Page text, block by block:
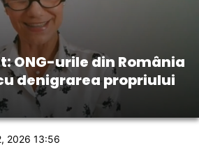
ONG-urile din România
denigrarea propriului
2026 13:56